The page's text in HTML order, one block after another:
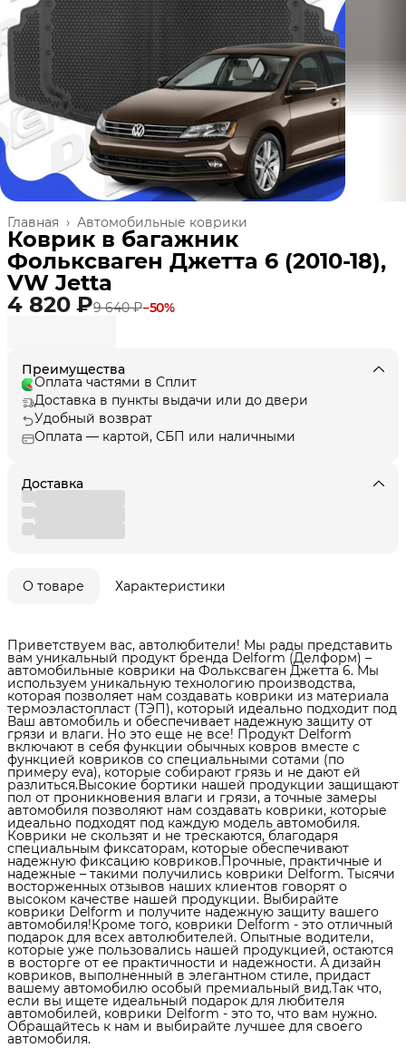
Автомобильные коврики
Главная ›
Коврик в багажник
Фольксваген Джетта 6 (2010-18),
VW Jetta
4 820 ₽9 640 ₽−50%
Преимущества
Оплата частями в Сплит
Доставка в пункты выдачи или до двери
Удобный возврат
Оплата — картой, СБП или наличными
Доставка
О товаре Характеристики
Приветствуем вас, автолюбители! Мы рады представить
вам уникальный продукт бренда Delform (Делформ) –
автомобильные коврики на Фольксваген Джетта 6. Мы
используем уникальную технологию производства,
которая позволяет нам создавать коврики из материала
термоэластопласт (ТЭП), который идеально подходит под
Ваш автомобиль и обеспечивает надежную защиту от
грязи и влаги. Но это еще не все! Продукт Delform
включают в себя функции обычных ковров вместе с
функцией ковриков со специальными сотами (по
примеру eva), которые собирают грязь и не дают ей
разлиться.Высокие бортики нашей продукции защищают
пол от проникновения влаги и грязи, а точные замеры
автомобиля позволяют нам создавать коврики, которые
идеально подходят под каждую модель автомобиля.
Коврики не скользят и не трескаются, благодаря
специальным фиксаторам, которые обеспечивают
надежную фиксацию ковриков.Прочные, практичные и
надежные – такими получились коврики Delform. Тысячи
восторженных отзывов наших клиентов говорят о
высоком качестве нашей продукции. Выбирайте
коврики Delform и получите надежную защиту вашего
автомобиля!Кроме того, коврики Delform - это отличный
подарок для всех автолюбителей. Опытные водители,
которые уже пользовались нашей продукцией, остаются
в восторге от ее практичности и надежности. А дизайн
ковриков, выполненный в элегантном стиле, придаст
вашему автомобилю особый премиальный вид.Так что,
если вы ищете идеальный подарок для любителя
автомобилей, коврики Delform - это то, что вам нужно.
Обращайтесь к нам и выбирайте лучшее для своего
автомобиля.